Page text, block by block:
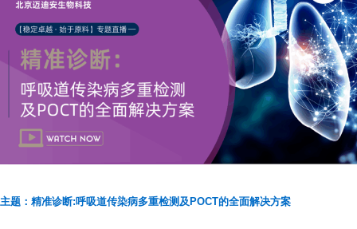
主题：精准诊断:呼吸道传染病多重检测及POCT的全面解决方案